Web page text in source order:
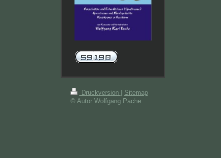
Druckversion
Sitemap
© Autor Wolfgang Pache